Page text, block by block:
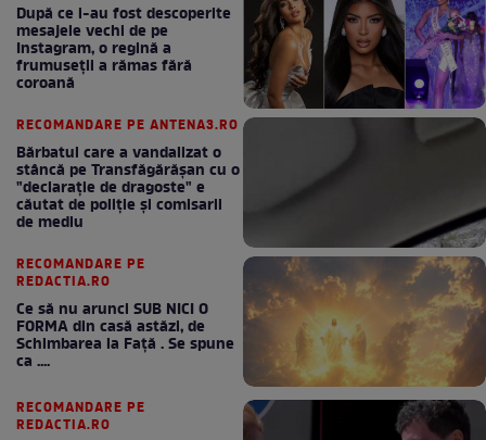
După ce i-au fost descoperite
mesajele vechi de pe
Instagram, o regină a
frumuseții a rămas fără
coroană
RECOMANDARE PE ANTENA3.RO
Bărbatul care a vandalizat o
stâncă pe Transfăgărășan cu o
"declaraţie de dragoste" e
căutat de poliție și comisarii
de mediu
RECOMANDARE PE
REDACTIA.RO
Ce să nu arunci SUB NICI O
FORMA din casă astăzi, de
Schimbarea la Față . Se spune
ca ....
RECOMANDARE PE
REDACTIA.RO